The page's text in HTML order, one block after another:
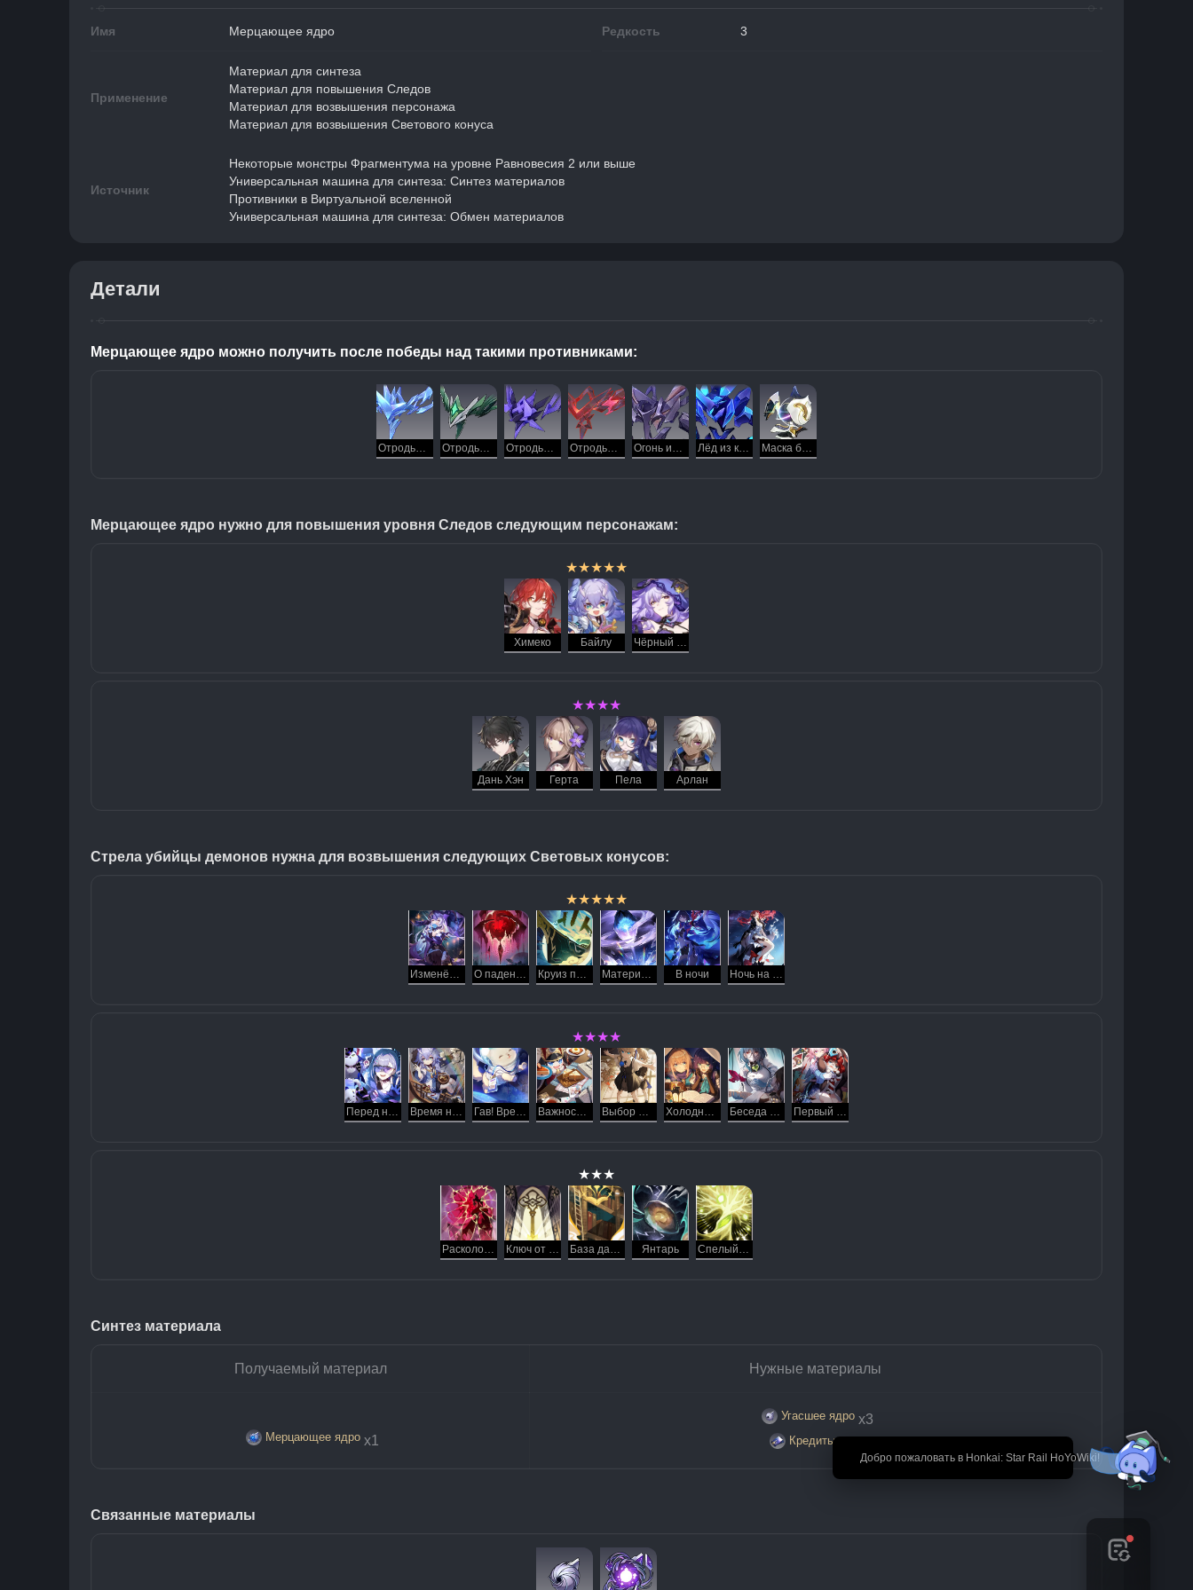
🎉 Добро пожаловать в Honkai: Star Rail HoYoWiki!
Имя Мерцающее ядро Редкость 3
Применение
Материал для синтеза
Материал для повышения Следов
Материал для возвышения персонажа
Материал для возвышения Светового конуса
Источник
Некоторые монстры Фрагментума на уровне Равновесия 2 или выше
Универсальная машина для синтеза: Синтез материалов
Противники в Виртуальной вселенной
Универсальная машина для синтеза: Обмен материалов
Детали
Мерцающее ядро можно получить после победы над такими противниками:
Отродье льда Отродье ветра Отродье грома Отродье пламени Огонь из космоса Лёд из космоса Маска без мыслей
Мерцающее ядро нужно для повышения уровня Следов следующим персонажам:
★★★★★
Химеко Байлу Чёрный Лебедь
★★★★
Дань Хэн Герта Пела Арлан
Стрела убийцы демонов нужна для возвышения следующих Световых конусов:
★★★★★
Изменённые воспоминания О падении Эона Круиз по галактике Материя памяти В ночи Ночь на Млечном пути
★★★★
Перед началом тренировочной миccии Время никого не ждёт Гав! Время прогулок! Важность завтрака Выбор Ландау Холодные ночи короче, когда ты рядом Беседа после операции Первый день моей новой жизни
★★★
Расколовшийся дом Ключ от всех дверей База данных Янтарь Спелый плод
Синтез материала
Получаемый материал Нужные материалы
Мерцающее ядро х1
Угасшее ядро х3
Кредиты
Связанные материалы